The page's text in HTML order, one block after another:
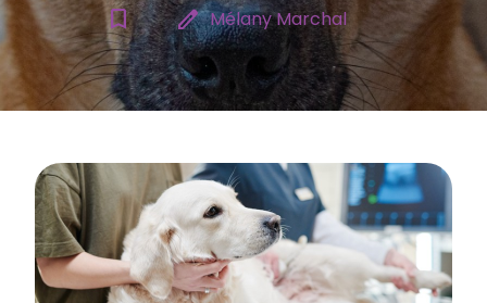
bookmark_border edit Mélany Marchal